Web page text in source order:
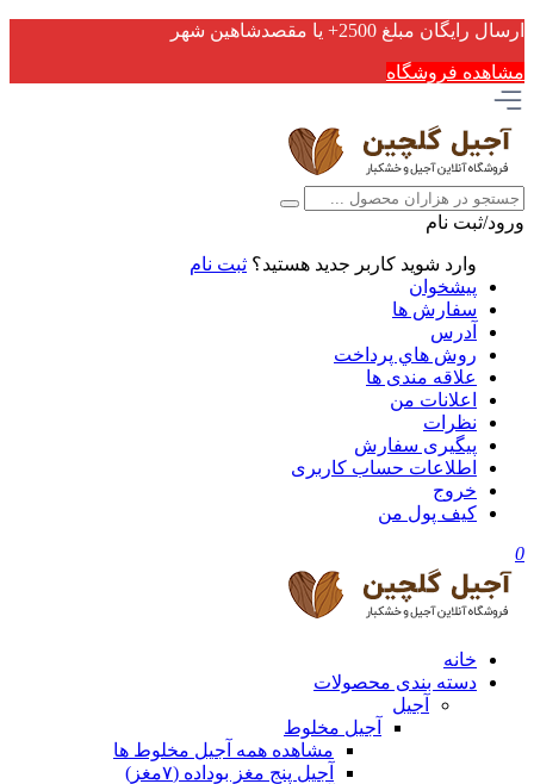
ارسال رایگان مبلغ 2500+ یا مقصدشاهین شهر
مشاهده فروشگاه
ورود/ثبت نام
وارد شوید کاربر جدید هستید؟ ثبت نام
پیشخوان
سفارش ها
آدرس
روش هاي پرداخت
علاقه مندی ها
اعلانات من
نظرات
پیگیری سفارش
اطلاعات حساب كاربری
خروج
کیف پول من
0
خانه
دسته بندی محصولات
آجیل
آجیل مخلوط
مشاهده همه آجیل مخلوط ها
آجیل پنج مغز بوداده (۷مغز)